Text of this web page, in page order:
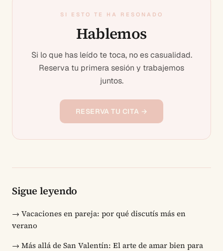
SI ESTO TE HA RESONADO
Hablemos
Si lo que has leído te toca, no es casualidad.
Reserva tu primera sesión y trabajemos
juntos.
RESERVA TU CITA →
Sigue leyendo
→ Vacaciones en pareja: por qué discutís más en
verano
→ Más allá de San Valentín: El arte de amar bien para